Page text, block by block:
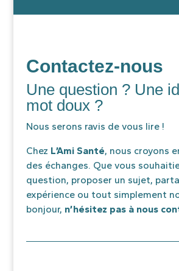
Contactez-nous
Une question ? Une
mot doux ?
Nous serons ravis de vous lire !
Chez L’Ami Santé, nous croyons
des échanges. Que vous
question, proposer un sujet,
expérience ou tout simplement
bonjour, n’hésitez pas à nous